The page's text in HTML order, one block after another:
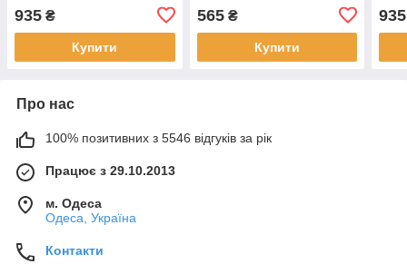
935 ₴
Купити
565₴
Купити
935
Про нас
100% позитивних з 5546 відгуків за рік
Працює з 29.10.2013
м. Одеса
Одеса, Україна
Контакти